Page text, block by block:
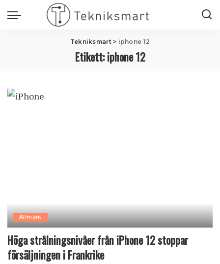
Tekniksmart> iphone 12
Etikett:iphone 12
Allmänt
Höga strålningsnivåer från iPhone 12 stoppar
försäljningen i Frankrike